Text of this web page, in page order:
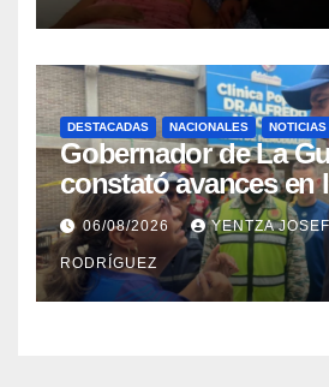
DESTACADAS NACIONALES NOTICIAS
Gobernador de La
constató avances en
rehabilitación del
Catia la Mar
06/08/2026 YENTZA
RODRÍGUEZ